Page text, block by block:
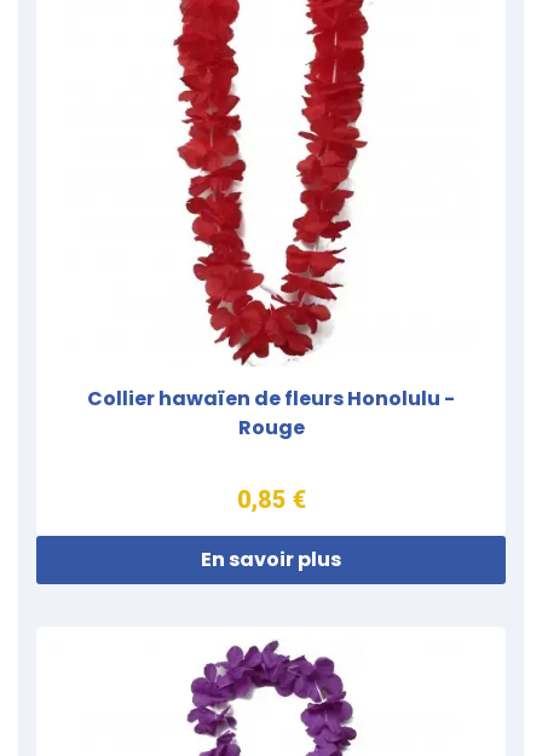
Collier hawaïen de fleurs Honolulu -
Rouge
0,85 €
En savoir plus